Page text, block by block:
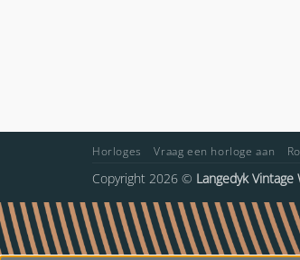
Horloges Vraag een horloge aan
Copyright 2026 © Langedyk Vintage